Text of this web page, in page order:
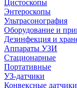
Цистоскопы
Энтероскопы
Ультрасонография
Оборудование и
Дезинфекция и
Аппараты УЗИ
Стационарные
Портативные
УЗ-датчики
Конвексные датчики